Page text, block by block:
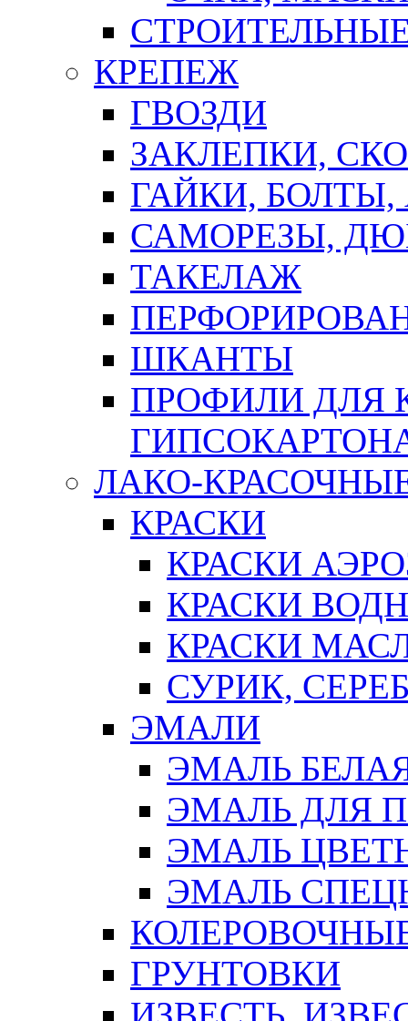
КРЕПЕЖ
ГВОЗДИ
ЗАКЛЕПКИ,
ГАЙКИ,
САМОРЕЗЫ,
ТАКЕЛАЖ
ШКАНТЫ
ПРОФИЛИ ДЛЯ
ЛАКО-
КРАСКИ
КРАСКИ
КРАСКИ
КРАСКИ
СУРИК,
ЭМАЛИ
ЭМАЛЬ
ЭМАЛЬ ДЛЯ
ЭМАЛЬ
ЭМАЛЬ
ГРУНТОВКИ